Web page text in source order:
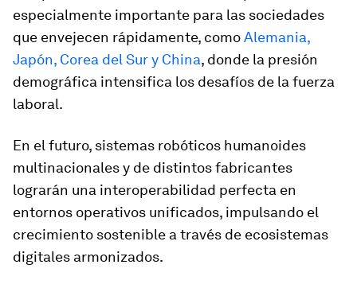
especialmente importante para las sociedades
que envejecen rápidamente, comoAlemania,
Japón, Corea del Sur y China, donde la presión
demográfica intensifica los desafíos de la fuerza
laboral.
En el futuro, sistemas robóticos humanoides
multinacionales y de distintos fabricantes
lograrán una interoperabilidad perfecta en
entornos operativos unificados, impulsando el
crecimiento sostenible a través de ecosistemas
digitales armonizados.